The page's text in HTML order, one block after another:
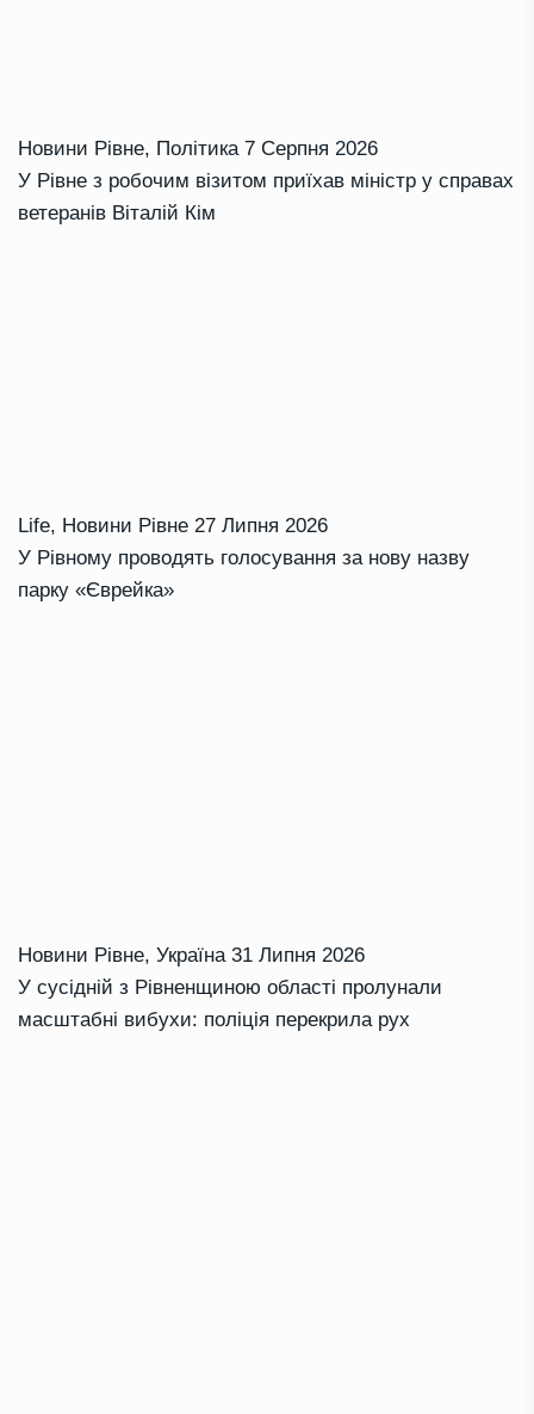
Новини Рівне, Політика 7 Серпня 2026
У Рівне з робочим візитом приїхав міністр у справах
ветеранів Віталій Кім
Life, Новини Рівне 27 Липня 2026
У Рівному проводять голосування за нову назву
парку «Єврейка»
Новини Рівне, Україна 31 Липня 2026
У сусідній з Рівненщиною області пролунали
масштабні вибухи: поліція перекрила рух